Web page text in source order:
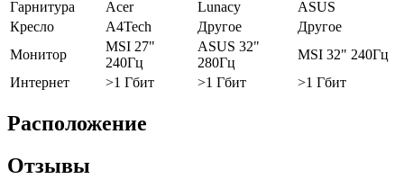
Гарнитура
Acer Lunacy
ASUS
Кресло
A4Tech Другое
Другое
Монитор
MSI 27"
240Гц
ASUS 32"
280Гц
MSI 32" 240Гц
Интернет
>1 Гбит >1 Гбит >1 Гбит
Расположение
Отзывы